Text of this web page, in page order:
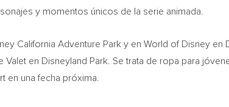
y momentos únicos de la serie animada.
California Adventure Park y en World of Disney en
en Disneyland Park. Se trata de ropa para
en una fecha próxima.